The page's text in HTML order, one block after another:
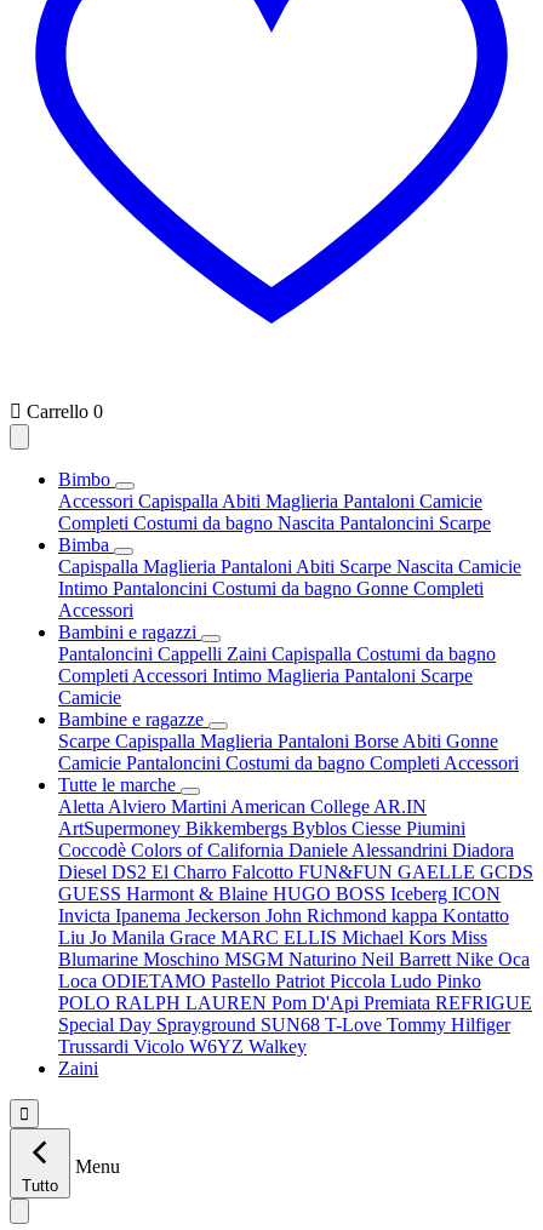
 Carrello 0
Bimbo
Accessori Capispalla Abiti Maglieria Pantaloni Camicie
Completi Costumi da bagno Nascita Pantaloncini Scarpe
Bimba
Capispalla Maglieria Pantaloni Abiti Scarpe Nascita Camicie
Intimo Pantaloncini Costumi da bagno Gonne Completi
Accessori
Bambini e ragazzi
Pantaloncini Cappelli Zaini Capispalla Costumi da bagno
Completi Accessori Intimo Maglieria Pantaloni Scarpe
Camicie
Bambine e ragazze
Scarpe Capispalla Maglieria Pantaloni Borse Abiti Gonne
Camicie Pantaloncini Costumi da bagno Completi Accessori
Tutte le marche
Aletta Alviero Martini American College AR.IN
ArtSupermoney Bikkembergs Byblos Ciesse Piumini
Coccodè Colors of California Daniele Alessandrini Diadora
Diesel DS2 El Charro Falcotto FUN&FUN GAELLE GCDS
GUESS Harmont & Blaine HUGO BOSS Iceberg ICON
Invicta Ipanema Jeckerson John Richmond kappa Kontatto
Liu Jo Manila Grace MARC ELLIS Michael Kors Miss
Blumarine Moschino MSGM Naturino Neil Barrett Nike Oca
Loca ODIETAMO Pastello Patriot Piccola Ludo Pinko
POLO RALPH LAUREN Pom D'Api Premiata REFRIGUE
Special Day Sprayground SUN68 T-Love Tommy Hilfiger
Trussardi Vicolo W6YZ Walkey
Zaini

Tutto
Menu